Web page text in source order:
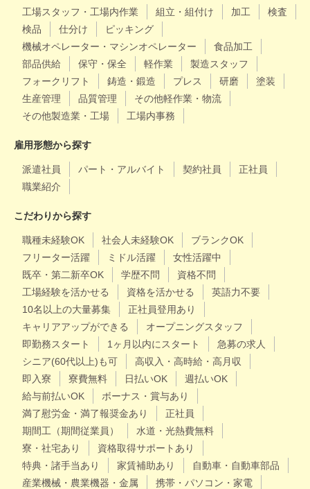
工場スタッフ・工場内作業 組立・組付け 加工
検査
検品
仕分け
ピッキング
機械オペレーター・マシンオペレーター
食品加工
部品供給
保守・保全 軽作業
製造スタッフ
フォークリフト
鋳造・鍛造 プレス 研磨
塗装
生産管理
品質管理
その他軽作業・物流
その他製造業・工場
工場内事務
雇用形態から探す
派遣社員 パート・アルバイト 契約社員
正社員
職業紹介
こだわりから探す
職種未経験OK 社会人未経験OK
ブランクOK
フリーター活躍
ミドル活躍
女性活躍中
既卒・第二新卒OK
学歴不問
資格不問
工場経験を活かせる
資格を活かせる
英語力不要
10名以上の大量募集
正社員登用あり
キャリアアップができる
オープニングスタッフ
即勤務スタート
1ヶ月以内にスタート
急募の求人
シニア(60代以上)も可
高収入・高時給・高月収
即入寮
寮費無料 日払いOK
週払いOK
給与前払いOK
ボーナス・賞与あり
満了慰労金・満了報奨金あり
正社員
期間工（期間従業員）
水道・光熱費無料
寮・社宅あり
資格取得サポートあり
特典・諸手当あり
家賃補助あり
自動車・自動車部品
産業機械・農業機器・金属
携帯・パソコン・家電